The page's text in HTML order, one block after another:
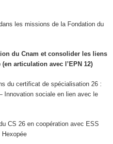
les missions de la Fondation du
du Cnam et consolider les liens
articulation avec l’EPN 12)
du certificat de spécialisation 26 :
Innovation sociale en lien avec le
CS 26 en coopération avec ESS